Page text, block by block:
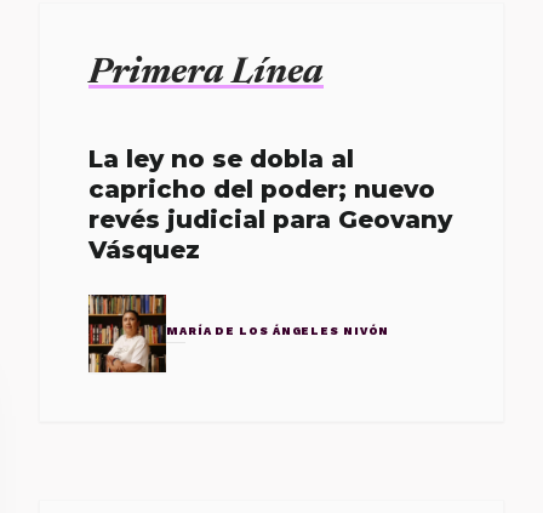
Primera Línea
La ley no se dobla al
capricho del poder; nuevo
revés judicial para Geovany
Vásquez
MARÍA DE LOS ÁNGELES NIVÓN